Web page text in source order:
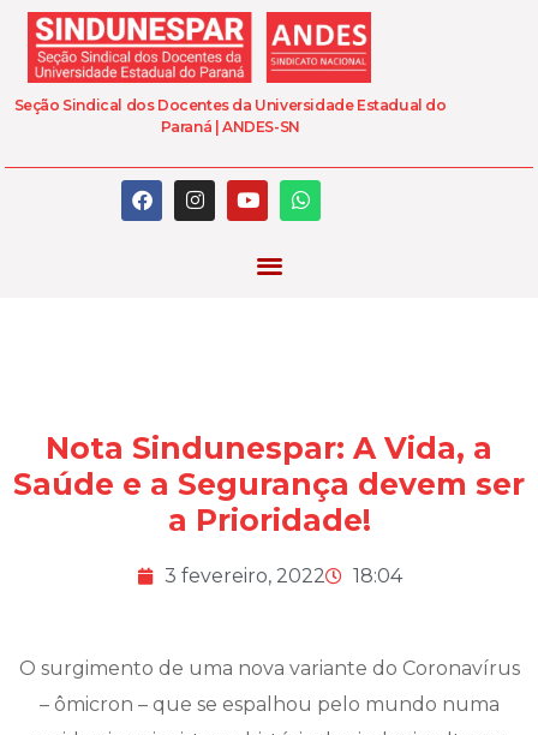
Seção Sindical dos Docentes da Universidade Estadual do
Paraná | ANDES-SN
Nota Sindunespar: A Vida, a
Saúde e a Segurança devem ser
a Prioridade!
3 fevereiro, 2022 18:04
O surgimento de uma nova variante do Coronavírus
– ômicron – que se espalhou pelo mundo numa